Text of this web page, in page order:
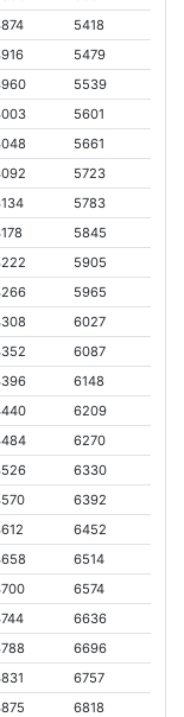
5418
5479
5539
5601
5661
5723
5783
5845
5905
5965
6027
6087
6148
6209
6270
6330
6392
6452
6514
6574
6636
6696
6757
6818